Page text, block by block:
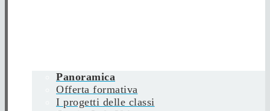
Panoramica
Offerta formativa
I progetti delle classi